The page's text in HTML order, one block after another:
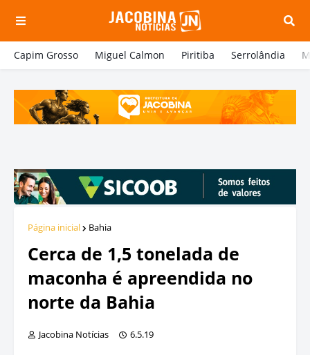
Capim Grosso Miguel Calmon Piritiba Serrolândia
Página inicial Bahia
Cerca de 1,5 tonelada de
maconha é apreendida no
norte da Bahia
Jacobina Notícias 6.5.19